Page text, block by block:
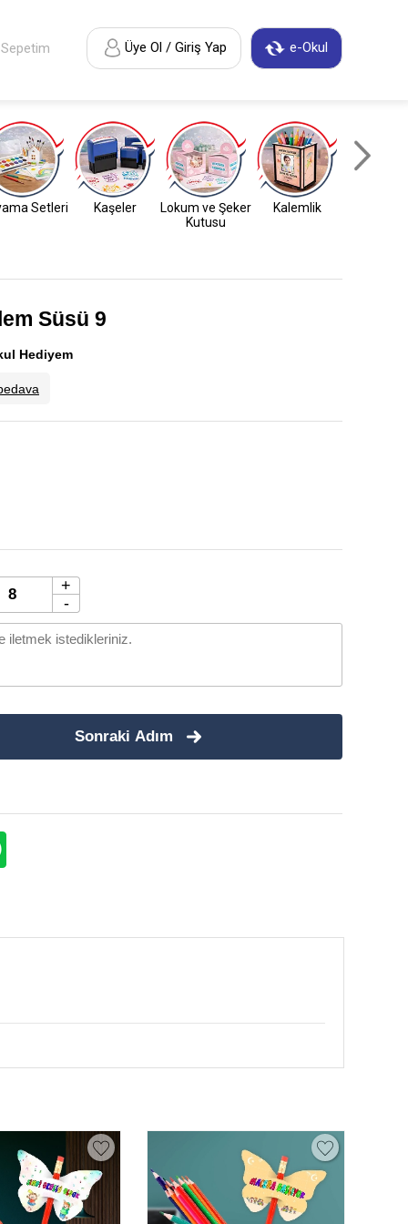
e-Okul
Üye Ol / Giriş Yap
Sepetim
Setleri Kaşeler
Lokum ve Şeker
Kutusu
Kalemlik
Süsü 9
Hediyem
+
-
Sonraki Adım